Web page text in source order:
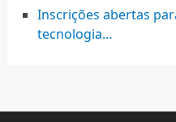
Inscrições abertas
tecnologia…